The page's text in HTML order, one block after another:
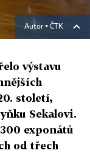
Autor ▪ ČTK
výstavu
století,
Sekalovi.
exponátů
od třech